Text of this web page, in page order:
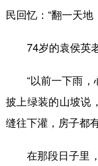
多语种频道
Deutsch
民回忆：“翻一天地
74岁的袁侯英
“以前一下雨，
披上绿装的山坡说
缝往下灌，房子都
在那段日子里